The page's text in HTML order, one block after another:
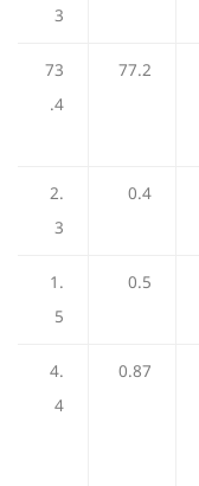
3
77.2
73
.4
0.4
2.
3
0.5
1.
5
0.87
4.
4